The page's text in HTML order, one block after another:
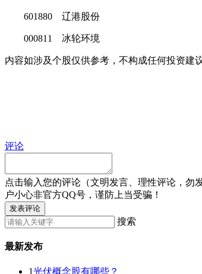
601880 辽港股份
000811 冰轮环境
内容如涉及个股仅供参考，不构成任何投资建
评论
点击输入您的评论（文明发言、理性评论，勿
户小心非官方QQ号，谨防上当受骗！
发表评论
搜索
最新发布
1光伏概念股有哪些？